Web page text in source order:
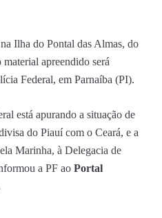
Ilha do Pontal das Almas, do
apreendido será
Federal, em Parnaíba (PI).
está apurando a situação de
do Piauí com o Ceará, e a
Marinha, à Delegacia de
a PF ao Portal